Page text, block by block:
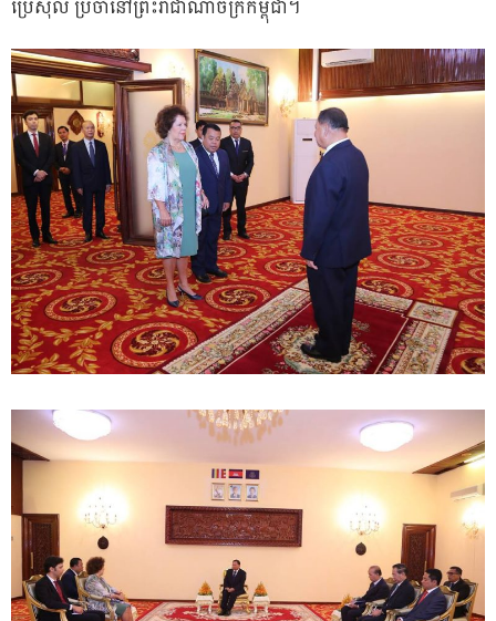
ប្រេស៊ីល ប្រចាំនៅព្រះរាជាណាចក្រកម្ពុជា។